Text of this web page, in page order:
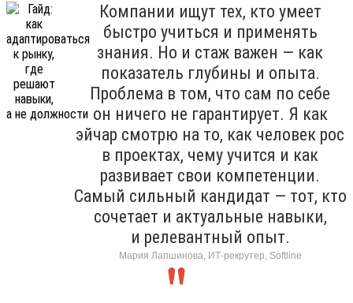
Компании ищут тех, кто умеет
быстро учиться и применять
знания. Но и стаж важен — как
показатель глубины и опыта.
Проблема в том, что сам по себе
он ничего не гарантирует. Я как
эйчар смотрю на то, как человек рос
в проектах, чему учится и как
развивает свои компетенции.
Самый сильный кандидат — тот, кто
сочетает и актуальные навыки,
и релевантный опыт.
Мария Лапшинова, ИТ-рекрутер, Softline